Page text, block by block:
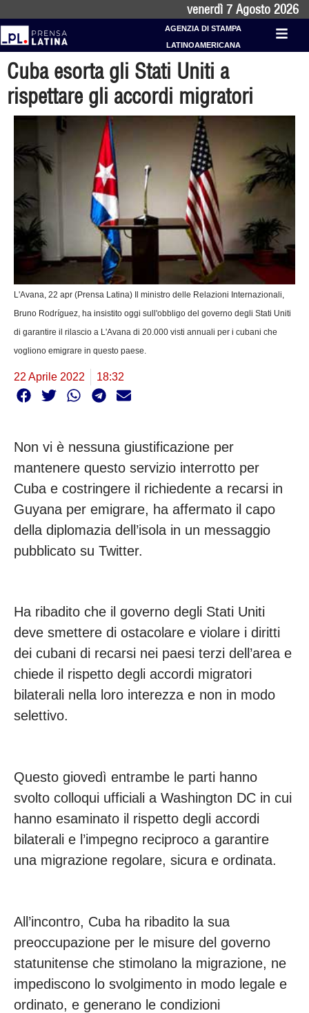
venerdì 7 Agosto 2026
AGENZIA DI STAMPA
LATINOAMERICANA
Cuba esorta gli Stati Uniti a
rispettare gli accordi migratori
L'Avana, 22 apr (Prensa Latina) Il ministro delle Relazioni Internazionali,
Bruno Rodríguez, ha insistito oggi sull'obbligo del governo degli Stati Uniti
di garantire il rilascio a L'Avana di 20.000 visti annuali per i cubani che
vogliono emigrare in questo paese.
22 Aprile 2022 18:32
Non vi è nessuna giustificazione per
mantenere questo servizio interrotto per
Cuba e costringere il richiedente a recarsi in
Guyana per emigrare, ha affermato il capo
della diplomazia dell’isola in un messaggio
pubblicato su Twitter.
Ha ribadito che il governo degli Stati Uniti
deve smettere di ostacolare e violare i diritti
dei cubani di recarsi nei paesi terzi dell’area e
chiede il rispetto degli accordi migratori
bilaterali nella loro interezza e non in modo
selettivo.
Questo giovedì entrambe le parti hanno
svolto colloqui ufficiali a Washington DC in cui
hanno esaminato il rispetto degli accordi
bilaterali e l’impegno reciproco a garantire
una migrazione regolare, sicura e ordinata.
All’incontro, Cuba ha ribadito la sua
preoccupazione per le misure del governo
statunitense che stimolano la migrazione, ne
impediscono lo svolgimento in modo legale e
ordinato, e generano le condizioni